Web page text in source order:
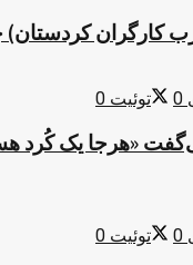
کارگران
0 توئیت 0
«هرجا یک کُرد
0 توئیت 0